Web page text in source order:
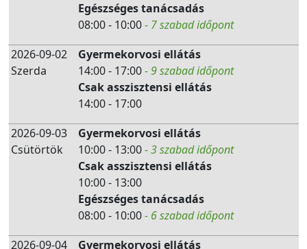
Egészséges tanácsadás
08:00 - 10:00- 7 szabad időpont
2026-09-02
Szerda
Gyermekorvosi ellátás
14:00 - 17:00- 9 szabad időpont
Csak asszisztensi ellátás
14:00 - 17:00
2026-09-03
Csütörtök
Gyermekorvosi ellátás
10:00 - 13:00- 3 szabad időpont
Csak asszisztensi ellátás
10:00 - 13:00
Egészséges tanácsadás
08:00 - 10:00- 6 szabad időpont
2026-09-04
Gyermekorvosi ellátás